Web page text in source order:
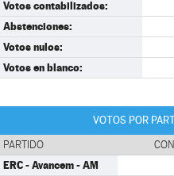
Votos contabilizados:
Abstenciones:
Votos nulos:
Votos en blanco:
VOTOS POR
PARTIDO
ERC - Avancem - AM